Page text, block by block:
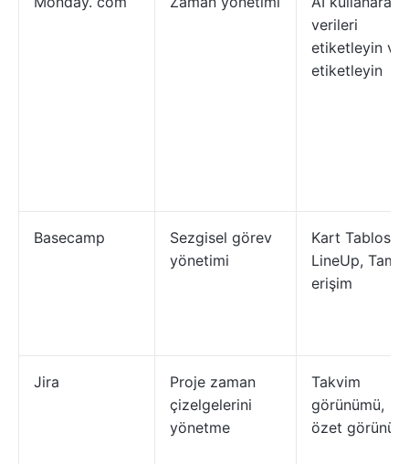
verileri
etiketleyin ve
etiketleyin
Basecamp
Sezgisel görev
yönetimi
Kart Tablosu,
LineUp, Tam
erişim
Jira
Proje zaman
çizelgelerini
yönetme
Takvim
görünümü,
özet